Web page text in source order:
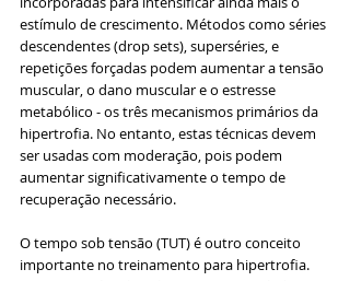
estímulo de crescimento. Métodos como séries
descendentes (drop sets), superséries, e
repetições forçadas podem aumentar a tensão
muscular, o dano muscular e o estresse
metabólico - os três mecanismos primários da
hipertrofia. No entanto, estas técnicas devem
ser usadas com moderação, pois podem
aumentar significativamente o tempo de
recuperação necessário.
O tempo sob tensão (TUT) é outro conceito
importante no treinamento para hipertrofia.